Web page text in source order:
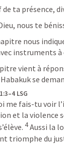
de ta présence,
nous te
nous
instruments à
vient à
se
LSG
me fais-tu voir
et la violence
4Aussi la
triomphe du